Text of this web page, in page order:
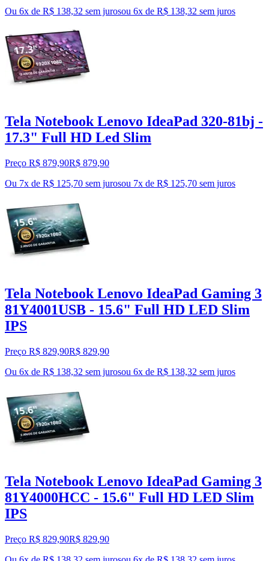
Ou 6x de R$ 138,32 sem jurosou 6x de R$ 138,32 sem juros
Tela Notebook Lenovo IdeaPad 320-81bj -
17.3" Full HD Led Slim
Preço R$ 879,90R$ 879,90
Ou 7x de R$ 125,70 sem jurosou 7x de R$ 125,70 sem juros
Tela Notebook Lenovo IdeaPad Gaming 3
81Y4001USB - 15.6" Full HD LED Slim
IPS
Preço R$ 829,90R$ 829,90
Ou 6x de R$ 138,32 sem jurosou 6x de R$ 138,32 sem juros
Tela Notebook Lenovo IdeaPad Gaming 3
81Y4000HCC - 15.6" Full HD LED Slim
IPS
Preço R$ 829,90R$ 829,90